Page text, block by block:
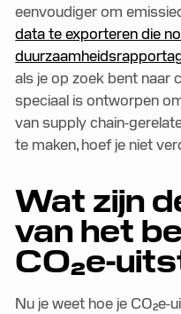
eenvoudiger om
data te exporteren die
als je op zoek bent naar
speciaal is ontworpen
van supply chain-
te maken, hoef je niet
Wat zijn
van het
CO₂e-
Nu je weet hoe je